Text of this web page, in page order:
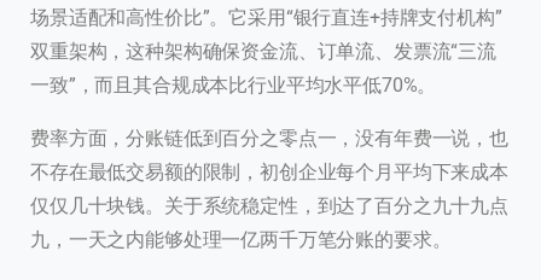
场景适配和高性价比”。它采用“银行直连+持牌支付机构”
双重架构，这种架构确保资金流、订单流、发票流“三流
一致”，而且其合规成本比行业平均水平低70%。
费率方面，分账链低到百分之零点一，没有年费一说，也
不存在最低交易额的限制，初创企业每个月平均下来成本
仅仅几十块钱。关于系统稳定性，到达了百分之九十九点
九，一天之内能够处理一亿两千万笔分账的要求。